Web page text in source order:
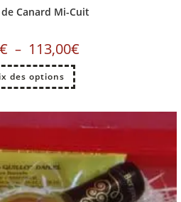
Canard Mi-Cuit
€ – 113,00€
des options